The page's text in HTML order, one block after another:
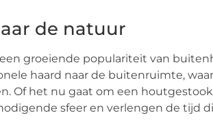
de natuur
groeiende populariteit van
haard naar de buitenruimte,
Of het nu gaat om een
sfeer en verlengen de tijd